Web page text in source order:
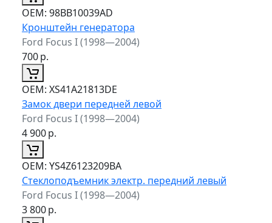
ОЕМ: 98BB10039AD
Кронштейн генератора
Ford Focus I (1998—2004)
700р.
ОЕМ: XS41A21813DE
Замок двери передней левой
Ford Focus I (1998—2004)
4 900р.
ОЕМ: YS4Z6123209BA
Стеклоподъемник электр. передний левый
Ford Focus I (1998—2004)
3 800р.